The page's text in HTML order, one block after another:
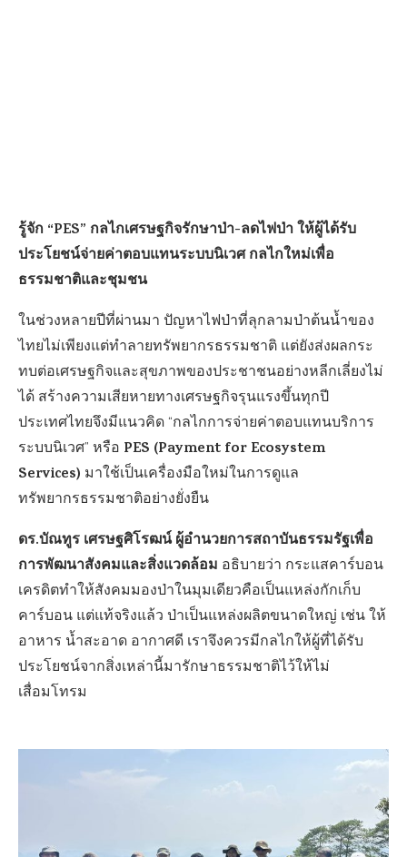
รู้จัก “PES” กลไกเศรษฐกิจรักษาป่า-ลดไฟป่า ให้ผู้ได้รับ
ประโยชน์จ่ายค่าตอบแทนระบบนิเวศ กลไกใหม่เพื่อ
ธรรมชาติและชุมชน
ในช่วงหลายปีที่ผ่านมา ปัญหาไฟป่าที่ลุกลามป่าต้นน้ำของ
ไทยไม่เพียงแต่ทำลายทรัพยากรธรรมชาติ แต่ยังส่งผลกระ
ทบต่อเศรษฐกิจและสุขภาพของประชาชนอย่างหลีกเลี่ยงไม่
ได้ สร้างความเสียหายทางเศรษฐกิจรุนแรงขึ้นทุกปี
ประเทศไทยจึงมีแนวคิด “กลไกการจ่ายค่าตอบแทนบริการ
ระบบนิเวศ” หรือ PES (Payment for Ecosystem
Services) มาใช้เป็นเครื่องมือใหม่ในการดูแล
ทรัพยากรธรรมชาติอย่างยั่งยืน
ดร.บัณทูร เศรษฐศิโรฒน์ ผู้อำนวยการสถาบันธรรมรัฐเพื่อ
การพัฒนาสังคมและสิ่งแวดล้อม อธิบายว่า กระแสคาร์บอน
เครดิตทำให้สังคมมองป่าในมุมเดียวคือเป็นแหล่งกักเก็บ
คาร์บอน แต่แท้จริงแล้ว ป่าเป็นแหล่งผลิตขนาดใหญ่ เช่น ให้
อาหาร น้ำสะอาด อากาศดี เราจึงควรมีกลไกให้ผู้ที่ได้รับ
ประโยชน์จากสิ่งเหล่านี้มารักษาธรรมชาติไว้ให้ไม่
เสื่อมโทรม